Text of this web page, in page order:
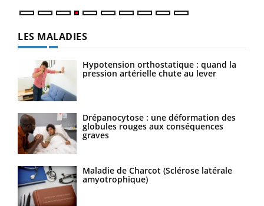
LES MALADIES
Hypotension orthostatique : quand la
pression artérielle chute au lever
Drépanocytose : une déformation des
globules rouges aux conséquences
graves
Maladie de Charcot (Sclérose latérale
amyotrophique)